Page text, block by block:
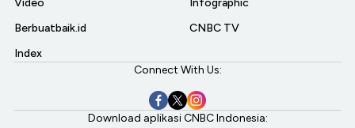
Berbuatbaik.id
Index
CNBC TV
Connect With Us:
Download aplikasi CNBC Indonesia: